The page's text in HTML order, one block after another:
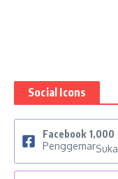
Social Icons
Facebook 1,000
PenggemarSuka